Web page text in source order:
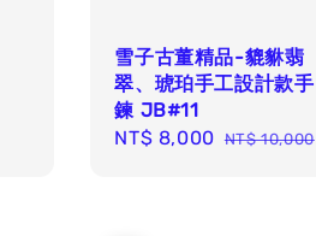
雪子古董精品-貔貅翡
翠、琥珀手工設計款手
鍊 JB#11
Sale
NT$ 8,000 Regular
NT$ 10,000